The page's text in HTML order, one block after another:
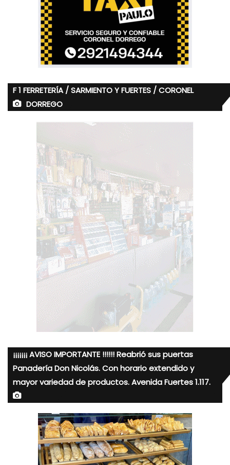
F 1 FERRETERÍA / SARMIENTO Y FUERTES / CORONEL
DORREGO
¡¡¡¡¡¡¡ AVISO IMPORTANTE !!!!!! Reabrió sus puertas
Panadería Don Nicolás. Con horario extendido y
mayor variedad de productos. Avenida Fuertes 1.117.